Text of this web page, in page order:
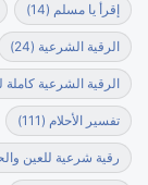
إقرأ يا مسلم (14)
الرقية الشرعية (24)
الرقية الشرعية
تفسير الأحلام (111)
رقية شرعية للعين